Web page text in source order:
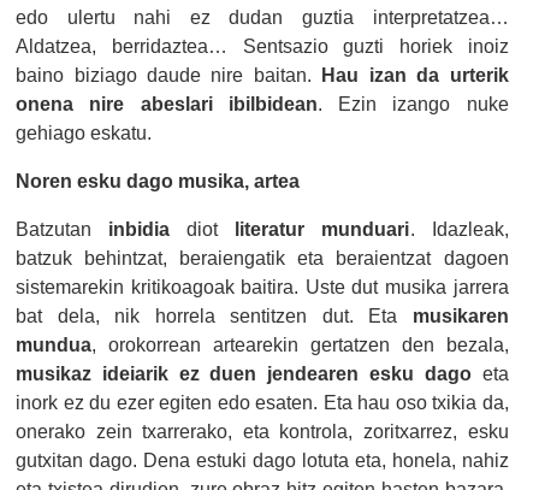
edo ulertu nahi ez dudan guztia interpretatzea…
Aldatzea, berridaztea… Sentsazio guzti horiek inoiz
baino biziago daude nire baitan. Hau izan da urterik
onena nire abeslari ibilbidean. Ezin izango nuke
gehiago eskatu.
Noren esku dago musika, artea
Batzutan inbidia diot literatur munduari. Idazleak,
batzuk behintzat, beraiengatik eta beraientzat dagoen
sistemarekin kritikoagoak baitira. Uste dut musika jarrera
bat dela, nik horrela sentitzen dut. Eta musikaren
mundua, orokorrean artearekin gertatzen den bezala,
musikaz ideiarik ez duen jendearen esku dagoeta
inork ez du ezer egiten edo esaten. Eta hau oso txikia da,
onerako zein txarrerako, eta kontrola, zoritxarrez, esku
gutxitan dago. Dena estuki dago lotuta eta, honela, nahiz